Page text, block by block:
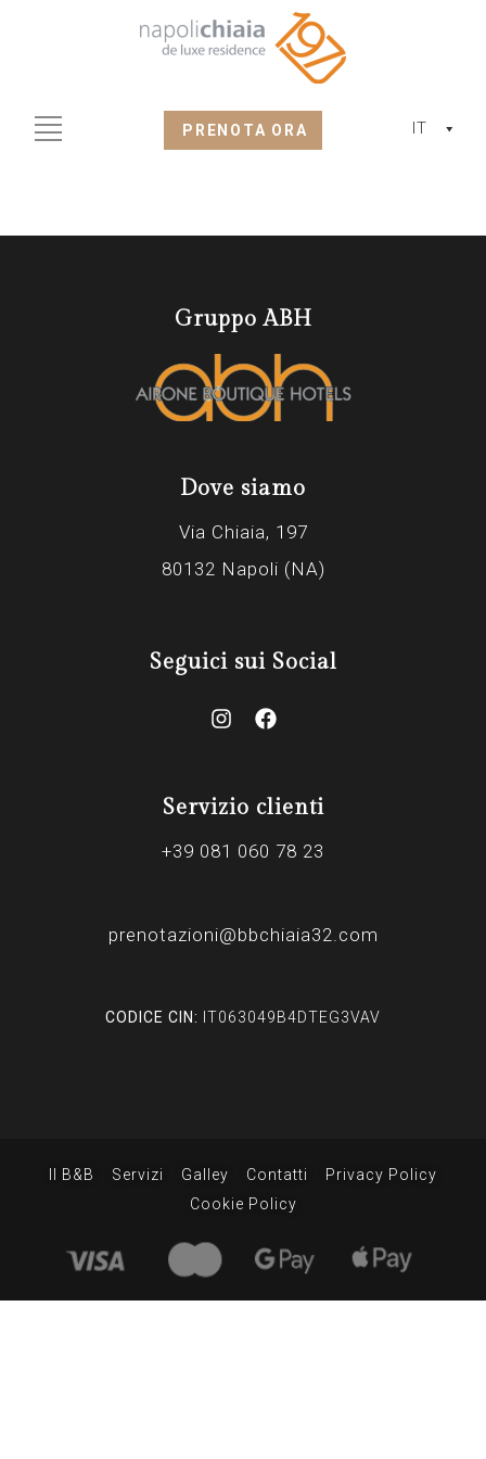
PRENOTA ORA IT
Gruppo ABH
Dove siamo
Via Chiaia, 197
80132 Napoli (NA)
Seguici sui Social
Servizio clienti
+39 081 060 78 23
prenotazioni@bbchiaia32.com
CODICE CIN: IT063049B4DTEG3VAV
Il B&B Servizi Galley Contatti
Privacy Policy
Cookie Policy